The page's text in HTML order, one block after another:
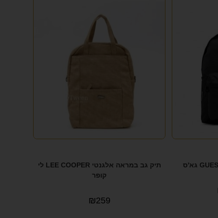
תיק גב במראה אלגנטי LEE COOPER לי
קופר
₪259